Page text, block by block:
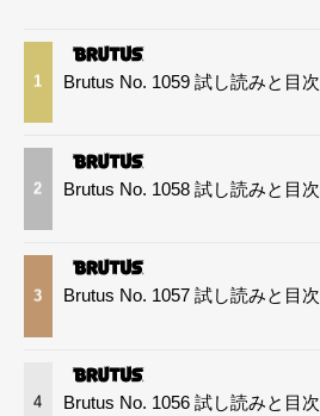
1 Brutus No. 1059 試し読みと目次
2 Brutus No. 1058 試し読みと目次
3 Brutus No. 1057 試し読みと目次
4 Brutus No. 1056 試し読みと目次